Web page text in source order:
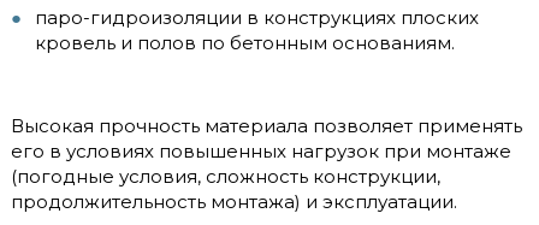
паро-гидроизоляции в конструкциях плоских
кровель и полов по бетонным основаниям.
Высокая прочность материала позволяет применять
его в условиях повышенных нагрузок при монтаже
(погодные условия, сложность конструкции,
продолжительность монтажа) и эксплуатации.